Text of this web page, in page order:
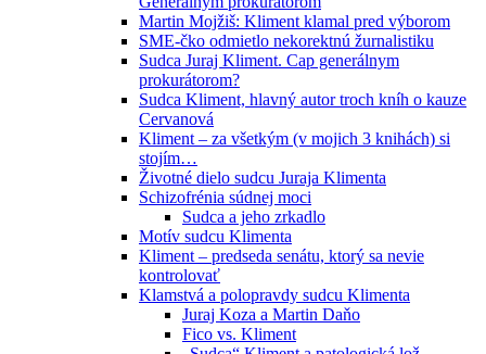
Martin Mojžiš: Kliment klamal pred výborom
SME-čko odmietlo nekorektnú žurnalistiku
Sudca Juraj Kliment. Cap generálnym
prokurátorom?
Sudca Kliment, hlavný autor troch kníh o kauze
Cervanová
Kliment – za všetkým (v mojich 3 knihách) si
stojím…
Životné dielo sudcu Juraja Klimenta
Schizofrénia súdnej moci
Sudca a jeho zrkadlo
Motív sudcu Klimenta
Kliment – predseda senátu, ktorý sa nevie
kontrolovať
Klamstvá a polopravdy sudcu Klimenta
Juraj Koza a Martin Daňo
Fico vs. Kliment